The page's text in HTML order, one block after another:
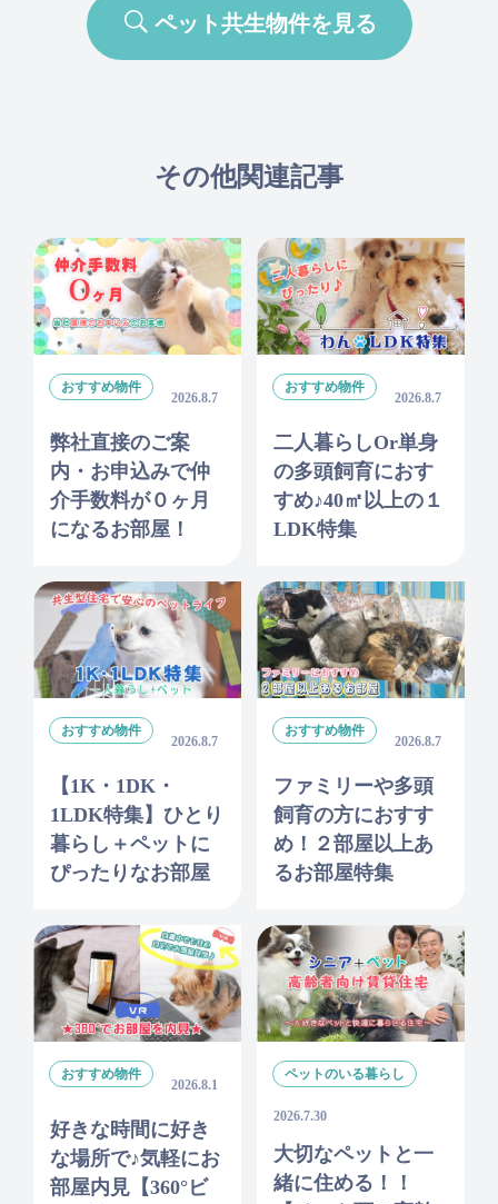
ペット共生物件を見る
その他関連記事
おすすめ物件
2026.8.7
弊社直接のご案
内・お申込みで仲
介手数料が０ヶ月
になるお部屋！
おすすめ物件
2026.8.7
二人暮らしor単身
の多頭飼育におす
すめ♪40㎡以上の１
LDK特集
おすすめ物件
2026.8.7
【1K・1DK・
1LDK特集】ひとり
暮らし＋ペットに
ぴったりなお部屋
おすすめ物件
2026.8.7
ファミリーや多頭
飼育の方におすす
め！２部屋以上あ
るお部屋特集
おすすめ物件
2026.8.1
好きな時間に好き
な場所で♪気軽にお
部屋内見【360°ビ
ペットのいる暮らし
2026.7.30
大切なペットと一
緒に住める！！